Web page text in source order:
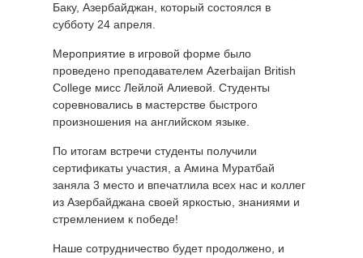
Баку, Азербайджан, который состоялся в
субботу 24 апреля.
Мероприятие в игровой форме было
проведено преподавателем Azerbaijan British
College мисс Лейлой Алиевой. Студенты
соревновались в мастерстве быстрого
произношения на английском языке.
По итогам встречи студенты получили
сертификаты участия, а Амина Муратбай
заняла 3 место и впечатлила всех нас и коллег
из Азербайджана своей яркостью, знаниями и
стремлением к победе!
Наше сотрудничество будет продолжено, и